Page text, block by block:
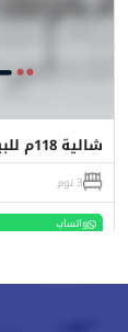
شالية 118م للبيع في قرية امالفي راس الحكمة الساحل الشمالي
3 نوم
واتساب